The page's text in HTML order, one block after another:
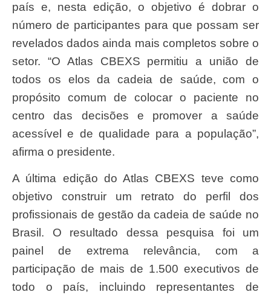
país e, nesta edição, o objetivo é dobrar o
número de participantes para que possam ser
revelados dados ainda mais completos sobre o
setor. “O Atlas CBEXS permitiu a união de
todos os elos da cadeia de saúde, com o
propósito comum de colocar o paciente no
centro das decisões e promover a saúde
acessível e de qualidade para a população”,
afirma o presidente.
A última edição do Atlas CBEXS teve como
objetivo construir um retrato do perfil dos
profissionais de gestão da cadeia de saúde no
Brasil. O resultado dessa pesquisa foi um
painel de extrema relevância, com a
participação de mais de 1.500 executivos de
todo o país, incluindo representantes de